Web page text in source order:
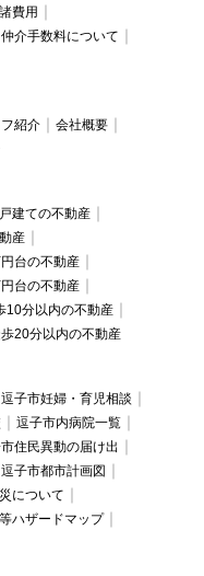
費用
仲介手数料について
紹介
会社概要
建ての不動産
産
台の不動産
台の不動産
10分以内の不動産
20分以内の不動産
逗子市妊婦・育児相談
逗子市内病院一覧
住民異動の届け出
逗子市都市計画図
について
ハザードマップ